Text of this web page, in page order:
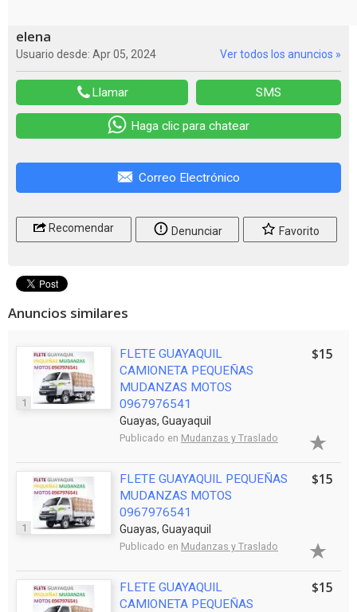
elena
Usuario desde: Apr 05, 2024 Ver todos los anuncios »
Llamar SMS
Haga clic para chatear
Correo Electrónico
Recomendar Denunciar Favorito
Anuncios similares
1
FLETE GUAYAQUIL
CAMIONETA PEQUEÑAS
MUDANZAS MOTOS
0967976541
Guayas, Guayaquil
Publicado en Mudanzas y Traslado
$15
1
FLETE GUAYAQUIL PEQUEÑAS
MUDANZAS MOTOS
0967976541
Guayas, Guayaquil
Publicado en Mudanzas y Traslado
$15
FLETE GUAYAQUIL
CAMIONETA PEQUEÑAS
$15